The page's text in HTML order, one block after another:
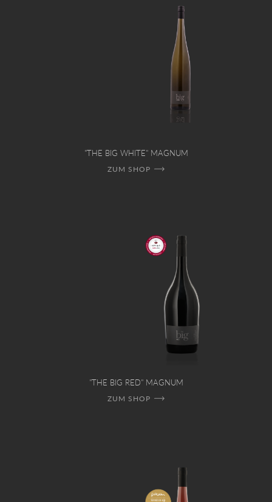
"THE BIG WHITE" MAGNUM
ZUM SHOP
"THE BIG RED" MAGNUM
ZUM SHOP